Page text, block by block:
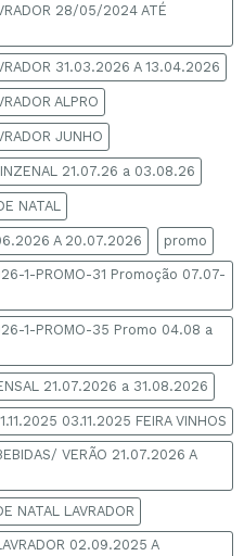
28/05/2024 ATÉ
31.03.2026 A 13.04.2026
ALPRO
JUNHO
21.07.26 a 03.08.26
NATAL
A 20.07.2026 promo
1-PROMO-31 Promoção 07.07-
1-PROMO-35 Promo 04.08 a
21.07.2026 a 31.08.2026
03.11.2025 FEIRA VINHOS
VERÃO 21.07.2026 A
NATAL LAVRADOR
02.09.2025 A